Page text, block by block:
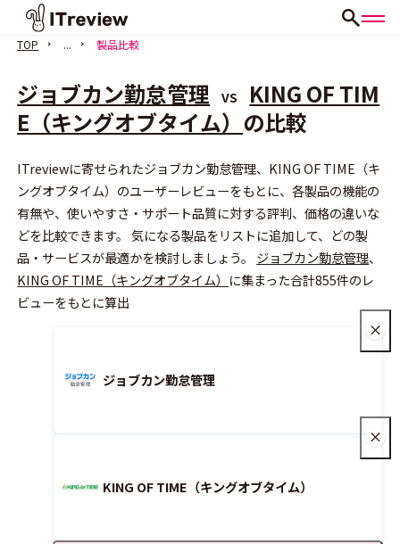
TOP ... 製品比較
ジョブカン勤怠管理 VS
KING OF TIM
E（キングオブタイム） の比較
ITreviewに寄せられたジョブカン勤怠管理、KING OF TIME（キ
ングオブタイム）のユーザーレビューをもとに、各製品の機能の
有無や、使いやすさ・サポート品質に対する評判、価格の違いな
どを比較できます。 気になる製品をリストに追加して、どの製
品・サービスが最適かを検討しましょう。 ジョブカン勤怠管理、
KING OF TIME（キングオブタイム） に集まった合計855件のレ
ビューをもとに算出
ジョブカン勤怠管理
KING OF TIME（キングオブタイム）
会員登録（無料）